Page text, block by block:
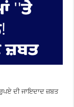
ਦੀ ਜਾਇਦਾਦ ਜ਼ਬਤ